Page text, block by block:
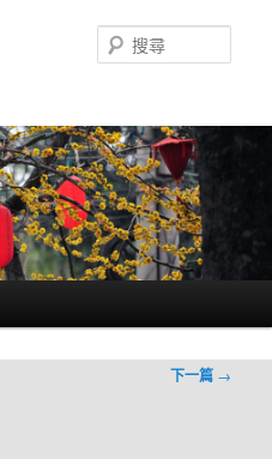
尋
下一篇 →